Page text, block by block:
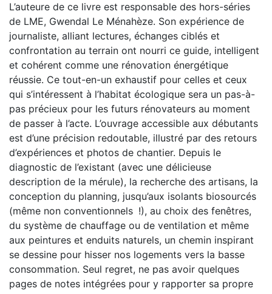
L’auteure de ce livre est responsable des hors-séries
de LME, Gwendal Le Ménahèze. Son expérience de
journaliste, alliant lectures, échanges ciblés et
confrontation au terrain ont nourri ce guide, intelligent
et cohérent comme une rénovation énergétique
réussie. Ce tout-en-un exhaustif pour celles et ceux
qui s’intéressent à l’habitat écologique sera un pas-à-
pas précieux pour les futurs rénovateurs au moment
de passer à l’acte. L’ouvrage accessible aux débutants
est d’une précision redoutable, illustré par des retours
d’expériences et photos de chantier. Depuis le
diagnostic de l’existant (avec une délicieuse
description de la mérule), la recherche des artisans, la
conception du planning, jusqu’aux isolants biosourcés
(même non conventionnels !), au choix des fenêtres,
du système de chauffage ou de ventilation et même
aux peintures et enduits naturels, un chemin inspirant
se dessine pour hisser nos logements vers la basse
consommation. Seul regret, ne pas avoir quelques
pages de notes intégrées pour y rapporter sa propre